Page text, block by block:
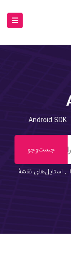
Android SDK
, استایل‌های نقشهٔ